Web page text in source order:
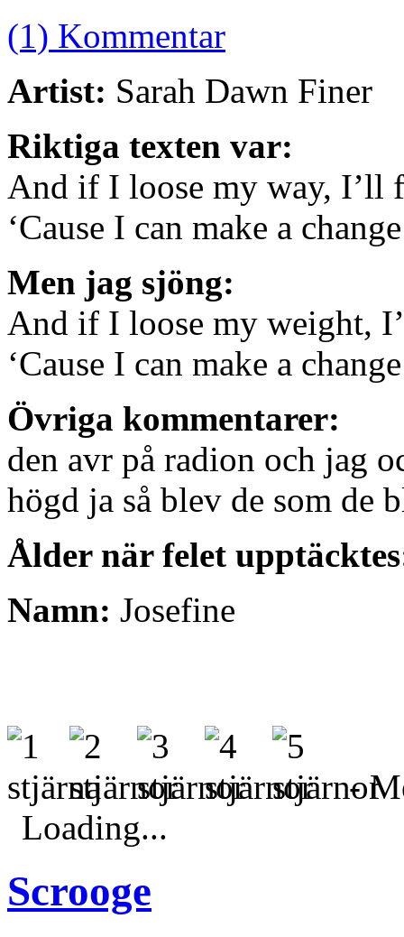
(1) Kommentar
Artist: Sarah Dawn Finer
Riktiga texten var:
And if I loose my way, I’ll
‘Cause I can make a
Men jag sjöng:
And if I loose my weight,
‘Cause I can make a
Övriga kommentarer:
den avr på radion och jag
högd ja så blev de som de
Ålder när felet
Namn: Josefine
-
Loading...
Scrooge